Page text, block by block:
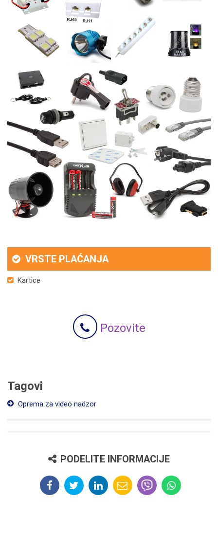
VRSTE PLAĆANJA
Kartice
Pozovite
Tagovi
Oprema za video nadzor
PODELITE INFORMACIJE